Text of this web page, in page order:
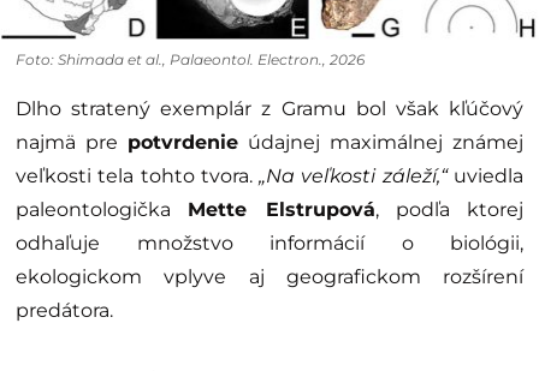
Foto: Shimada et al., Palaeontol. Electron., 2026
Dlho stratený exemplár z Gramu bol však kľúčový
najmä pre potvrdenie údajnej maximálnej známej
veľkosti tela tohto tvora.„Na veľkosti záleží,“uviedla
paleontologička Mette Elstrupová, podľa ktorej
odhaľuje množstvo informácií o biológii,
ekologickom vplyve aj geografickom rozšírení
predátora.